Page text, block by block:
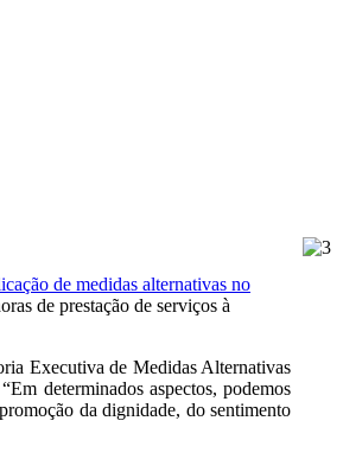
de medidas alternativas no
de prestação de serviços à
Executiva de Medidas Alternativas
determinados aspectos, podemos
da dignidade, do sentimento